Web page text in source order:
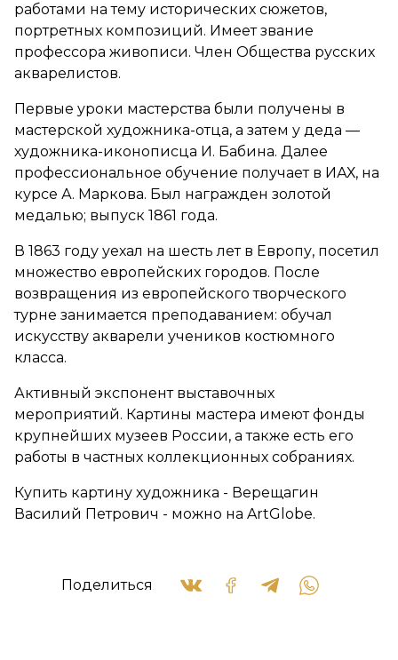
работами на тему исторических сюжетов,
портретных композиций. Имеет звание
профессора живописи. Член Общества русских
акварелистов.
Первые уроки мастерства были получены в
мастерской художника-отца, а затем у деда —
художника-иконописца И. Бабина. Далее
профессиональное обучение получает в ИАХ, на
курсе А. Маркова. Был награжден золотой
медалью; выпуск 1861 года.
В 1863 году уехал на шесть лет в Европу, посетил
множество европейских городов. После
возвращения из европейского творческого
турне занимается преподаванием: обучал
искусству акварели учеников костюмного
класса.
Активный экспонент выставочных
мероприятий. Картины мастера имеют фонды
крупнейших музеев России, а также есть его
работы в частных коллекционных собраниях.
Купить картину художника - Верещагин
Василий Петрович - можно на ArtGlobe.
Поделиться